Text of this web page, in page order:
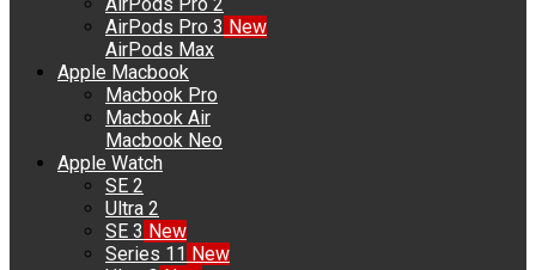
AirPods Pro 3 New
AirPods Max
Apple Macbook
Macbook Pro
Macbook Air
Macbook Neo
Apple Watch
SE 2
Ultra 2
SE 3 New
Series 11 New